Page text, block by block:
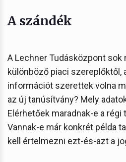
A szándék
A Lechner Tudásközpont sok
különböző piaci szereplőktől,
információt szerettek volna
az új tanúsítvány? Mely
Elérhetőek maradnak-e a régi
Vannak-e már konkrét példa
kell értelmezni ezt-és-azt a